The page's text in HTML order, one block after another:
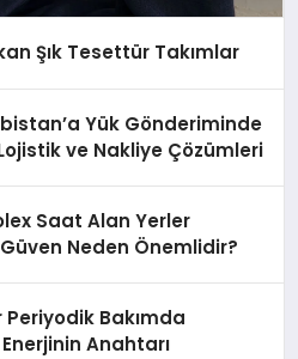
Şık Tesettür Takımlar
Yük Gönderiminde
ve Nakliye Çözümleri
Saat Alan Yerler
Neden Önemlidir?
Bakımda
Anahtarı